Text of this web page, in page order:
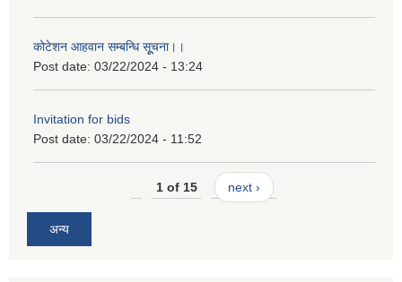
कोटेशन आहवान सम्बन्धि सूूचना।।
Post date: 03/22/2024 - 13:24
Invitation for bids
Post date: 03/22/2024 - 11:52
1 of 15 next ›
अन्य